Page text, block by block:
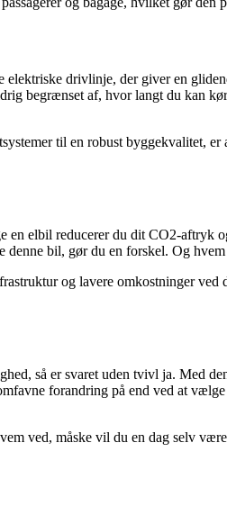
drivlinje, der giver en
begrænset af, hvor langt du kan
til en robust byggekvalitet,
elbil reducerer du dit CO2-aftryk
bil, gør du en forskel. Og
og lavere omkostninger
så er svaret uden tvivl ja. Med
forandring på end ved at
ved, måske vil du en dag selv